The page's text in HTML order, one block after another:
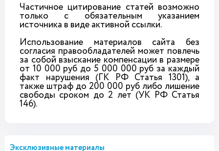
Частичное цитирование статей возможно
только с обязательным указанием
источника в виде активной ссылки.
Использование материалов сайта без
согласия правообладателей может повлечь
за собой взыскание компенсации в размере
от 10 000 руб до 5 000 000 руб за каждый
факт нарушения (ГК РФ Статья 1301), а
также штраф до 200 000 руб либо лишение
свободы сроком до 2 лет (УК РФ Статья
146).
Эксклюзивные материалы